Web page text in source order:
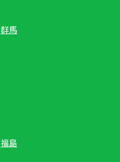
群馬
福島